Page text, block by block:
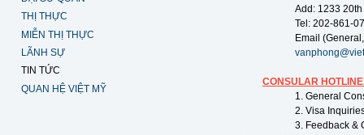
THỊ THỰC
MIỄN THỊ THỰC
LÃNH SỰ
TIN TỨC
QUAN HỆ VIỆT MỸ
Add: 1233
Tel: 202-861-
Email
CONSULAR
1. General
2. Visa
3. Feedback &